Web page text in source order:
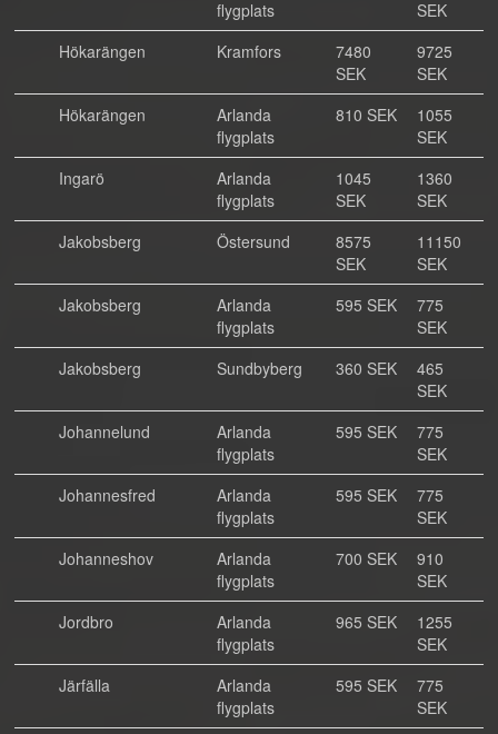
flygplats
SEK
Hökarängen
Kramfors
7480
SEK
9725
SEK
Hökarängen
Arlanda
flygplats
810 SEK
1055
SEK
Ingarö
Arlanda
flygplats
1045
SEK
1360
SEK
Jakobsberg
Östersund
8575
SEK
11150
SEK
Jakobsberg
Arlanda
flygplats
595 SEK
775
SEK
Jakobsberg
Sundbyberg 360 SEK
465
SEK
Johannelund
Arlanda
flygplats
595 SEK
775
SEK
Johannesfred
Arlanda
flygplats
595 SEK
775
SEK
Johanneshov
Arlanda
flygplats
700 SEK
910
SEK
Jordbro
Arlanda
flygplats
965 SEK
1255
SEK
Järfälla
Arlanda
flygplats
595 SEK
775
SEK